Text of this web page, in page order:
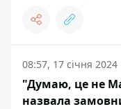
08:57, 17 січня 2024
"Думаю, це не
назвала